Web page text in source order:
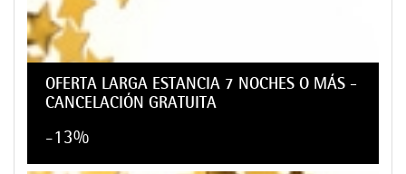
OFERTA LARGA ESTANCIA 7 NOCHES O MÁS -
CANCELACIÓN GRATUITA
-13%